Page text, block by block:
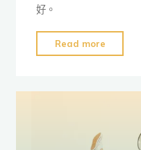
好。
Read more
麼
夜